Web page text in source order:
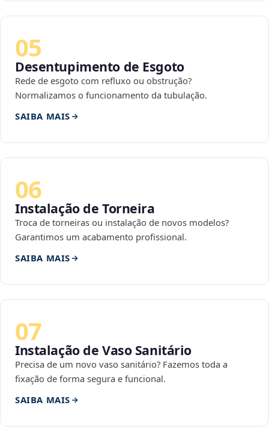
05
Desentupimento de Esgoto
Rede de esgoto com refluxo ou obstrução?
Normalizamos o funcionamento da tubulação.
SAIBA MAIS
06
Instalação de Torneira
Troca de torneiras ou instalação de novos modelos?
Garantimos um acabamento profissional.
SAIBA MAIS
07
Instalação de Vaso Sanitário
Precisa de um novo vaso sanitário? Fazemos toda a
fixação de forma segura e funcional.
SAIBA MAIS